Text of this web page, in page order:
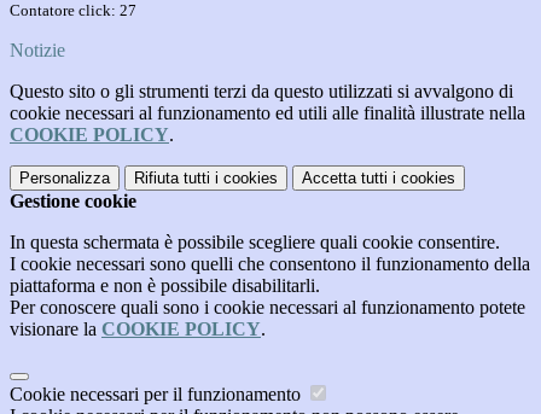
Contatore click: 27
Notizie
Questo sito o gli strumenti terzi da questo utilizzati si avvalgono di
cookie necessari al funzionamento ed utili alle finalità illustrate nella
COOKIE POLICY.
Personalizza Rifiuta tutti i cookies Accetta tutti i cookies
Gestione cookie
In questa schermata è possibile scegliere quali cookie consentire.
I cookie necessari sono quelli che consentono il funzionamento della
piattaforma e non è possibile disabilitarli.
Per conoscere quali sono i cookie necessari al funzionamento potete
visionare la COOKIE POLICY.
Cookie necessari per il funzionamento